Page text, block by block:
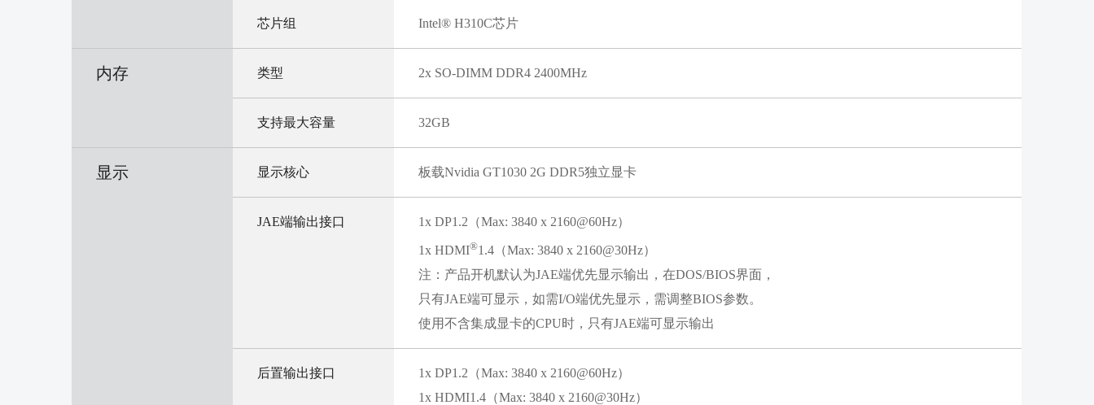
芯片组 Intel® H310C芯片
内存 类型 2x SO-DIMM DDR4 2400MHz
支持最大容量 32GB
显示 显示核心 板载Nvidia GT1030 2G DDR5独立显卡
JAE端输出接口 1x DP1.2（Max: 3840 x 2160@60Hz）
1x HDMI®1.4（Max: 3840 x 2160@30Hz）
注：产品开机默认为JAE端优先显示输出，在DOS/BIOS界面，
只有JAE端可显示，如需I/O端优先显示，需调整BIOS参数。
使用不含集成显卡的CPU时，只有JAE端可显示输出
后置输出接口
1x DP1.2（Max: 3840 x 2160@60Hz）
1x HDMI1.4（Max: 3840 x 2160@30Hz）